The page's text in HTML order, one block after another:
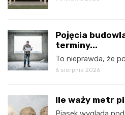
Pojęcia
terminy...
To nieprawda, że
6 sierpnia 2026
Ile waży metr